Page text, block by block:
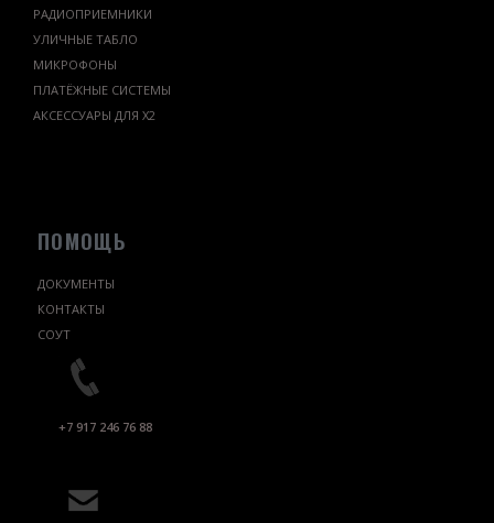
РАДИОПРИЕМНИКИ
УЛИЧНЫЕ ТАБЛО
МИКРОФОНЫ
ПЛАТЁЖНЫЕ СИСТЕМЫ
АКСЕССУАРЫ ДЛЯ Х2
ПОМОЩЬ
ДОКУМЕНТЫ
КОНТАКТЫ
СОУТ
+7 917 246 76 88